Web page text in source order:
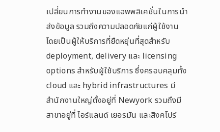
เปลี่ยนการทำงานของแอพพลิเคชั่นในการนำ
ส่งข้อมูล รวมถึงความปลอดภัยแก่ผู้ใช้งาน
โดยเป็นผู้ให้บริการที่ยืดหยุ่นที่สุดสำหรับ
deployment, delivery และ licensing
options สำหรับผู้ใช้บริการ ซึ่งครอบคลุมทั้ง
cloud และ hybrid infrastructures มี
สำนักงานใหญ่ตั้งอยู่ที่ Newyork รวมถึงมี
สาขาอยู่ที่ ไอร์แลนด์ เยอรมัน และสิงคโปร์